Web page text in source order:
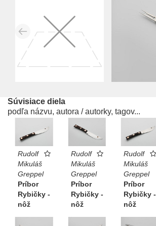
Súvisiace diela
podľa názvu, autora / autorky, tagov...
Rudolf
Mikuláš
Greppel
Príbor
Rybičky -
nôž
Rudolf
Mikuláš
Greppel
Príbor
Rybičky -
nôž
Rudolf
Mikuláš
Greppel
Príbor
Rybičky -
nôž